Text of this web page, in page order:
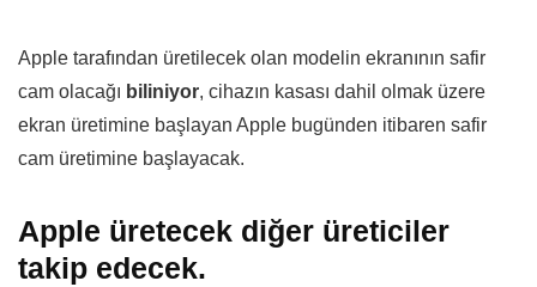
Apple tarafından üretilecek olan modelin ekranının safir
cam olacağı biliniyor, cihazın kasası dahil olmak üzere
ekran üretimine başlayan Apple bugünden itibaren safir
cam üretimine başlayacak.
Apple üretecek diğer üreticiler
takip edecek.